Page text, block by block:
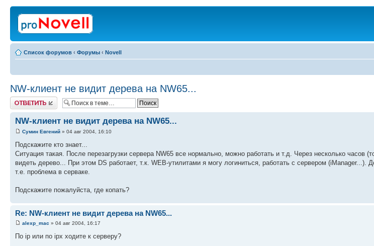
Список форумов ‹ Форумы ‹ Novell
NW-клиент не видит дерева на NW65...
Ответить
NW-клиент не видит дерева на NW65...
Сумин Евгений » 04 авг 2004, 16:10
Подскажите кто знает...
Ситуация такая. После перезагрузки сервера NW65 все нормально, можно работать и т.д. Через несколько часов
видеть дерево... При этом DS работает, т.к. WEB-утилитами я могу логиниться, работать с сервером (iManager...).
т.е. проблема в серваке.
Подскажите пожалуйста, где копать?
Re: NW-клиент не видит дерева на NW65...
alexp_mac » 04 авг 2004, 16:17
По ip или по ipx ходите к серверу?